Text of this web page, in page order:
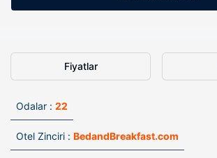
Fiyatlar
Odalar : 22
Otel Zinciri : BedandBreakfast.com